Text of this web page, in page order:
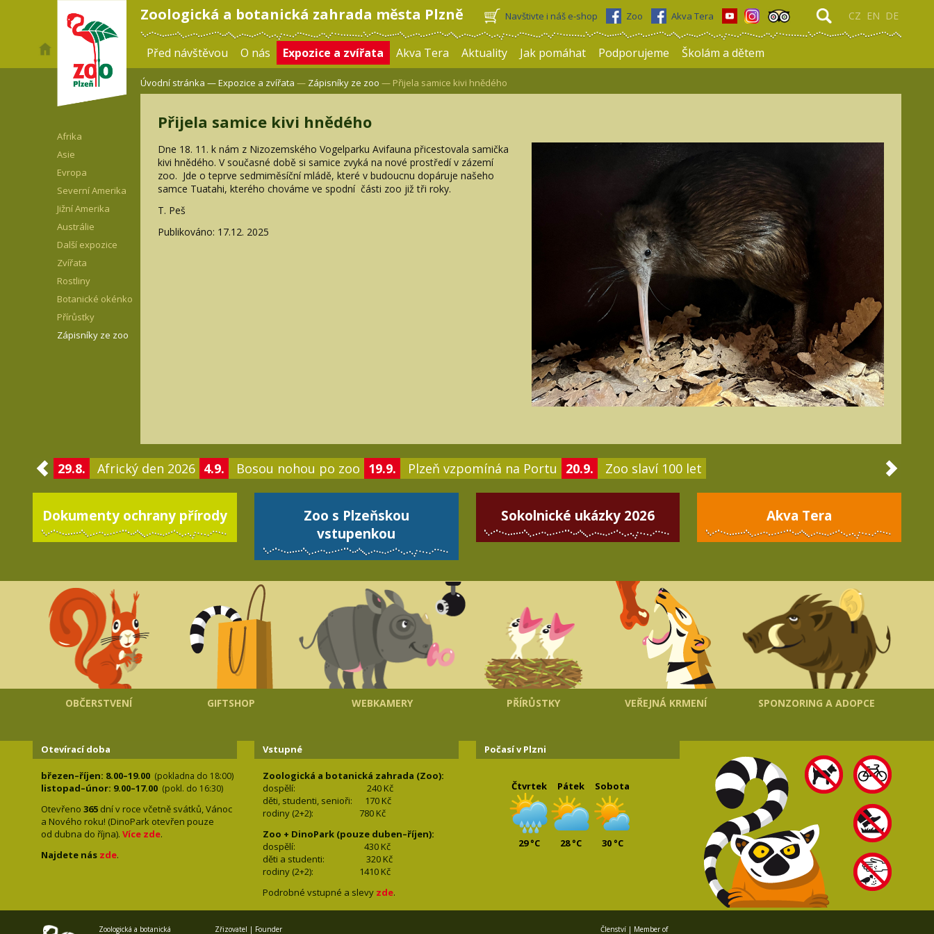
Zoologická a botanická zahrada města Plzně CZ EN DE
Navštivte i náš e-shop Zoo Akva Tera
Před návštěvou O nás Expozice a zvířata Akva Tera Aktuality Jak pomáhat Podporujeme Školám a dětem
Afrika
Asie
Evropa
Severní Amerika
Jižní Amerika
Austrálie
Další expozice
Zvířata
Rostliny
Botanické okénko
Přírůstky
Zápisníky ze zoo
Úvodní stránka —Expozice a zvířata — Zápisníky ze zoo — Přijela samice kivi hnědého
Přijela samice kivi hnědého
Dne 18. 11. k nám z Nizozemského Vogelparku Avifauna přicestovala samička
kivi hnědého. V současné době si samice zvyká na nové prostředí v zázemí
zoo. Jde o teprve sedmiměsíční mládě, které v budoucnu dopáruje našeho
samce Tuatahi, kterého chováme ve spodní části zoo již tři roky.
T. Peš
Publikováno: 17.12. 2025
29.8. Africký den 2026 4.9. Bosou nohou po zoo 19.9. Plzeň vzpomíná na Portu 20.9. Zoo slaví 100 let
Dokumenty ochrany přírody
Zoo s Plzeňskou
vstupenkou
Sokolnické ukázky 2026 Akva Tera
OBČERSTVENÍ GIFTSHOP WEBKAMERY PŘÍRŮSTKY VEŘEJNÁ KRMENÍ SPONZORING A ADOPCE
Otevírací doba
březen–říjen: 8.00–19.00 (pokladna do 18:00)
listopad–únor: 9.00–17.00 (pokl. do 16:30)
Otevřeno 365 dní v roce včetně svátků, Vánoc
a Nového roku! (DinoPark otevřen pouze
od dubna do října). Více zde.
Najdete nás zde.
Vstupné
Zoologická a botanická zahrada (Zoo):
dospělí:
240 Kč
děti, studenti, senioři: 170Kč
rodiny (2+2): 780Kč
Zoo + DinoPark (pouze duben–říjen):
dospělí: 430Kč
děti a studenti: 320 Kč
rodiny (2+2): 1410 Kč
Podrobné vstupné a slevy zde.
Počasí v Plzni
Čtvrtek
29 °C
Pátek
28 °C
Sobota
30 °C
Zoologická a botanická Zřizovatel | Founder Členství | Member of